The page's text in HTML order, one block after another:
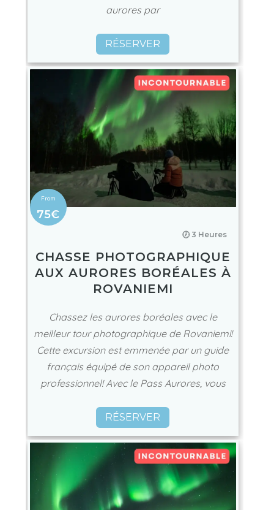
aurores par
RÉSERVER
75€
🕖 3 Heures
CHASSE PHOTOGRAPHIQUE
AUX AURORES BORÉALES À
ROVANIEMI
Chassez les aurores boréales avec le
meilleur tour photographique de Rovaniemi!
Cette excursion est emmenée par un guide
français équipé de son appareil photo
professionnel! Avec le Pass Aurores, vous
RÉSERVER